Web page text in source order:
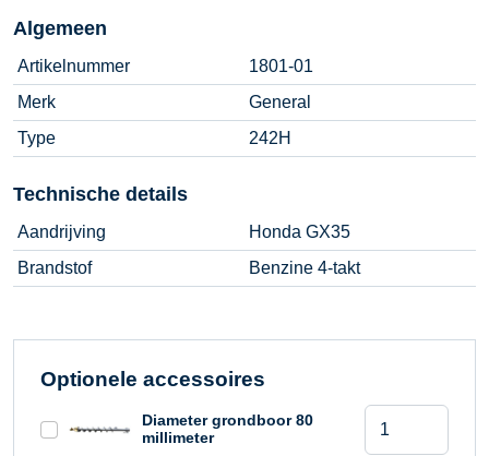
Algemeen
Artikelnummer
1801-01
Merk
General
Type
242H
Technische details
Aandrijving
Honda GX35
Brandstof
Benzine 4-takt
Optionele accessoires
Diameter grondboor 80
millimeter